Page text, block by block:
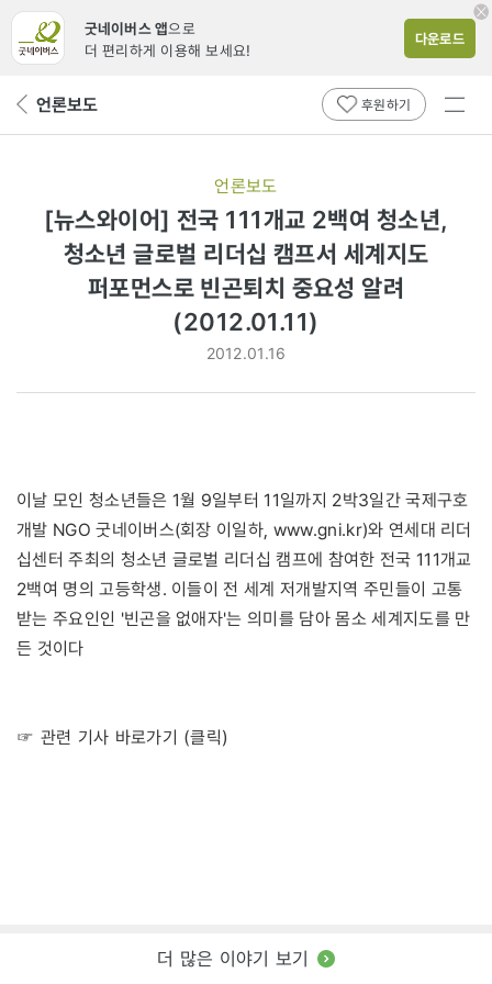
굿네이버스 앱으로
더 편리하게 이용해 보세요!
다운로드
뒤 언론보도 후원하기
전체
언론보도
[뉴스와이어] 전국 111개교 2백여 청소년,
청소년 글로벌 리더십 캠프서 세계지도
퍼포먼스로 빈곤퇴치 중요성 알려
(2012.01.11)
2012.01.16
이날 모인 청소년들은 1월 9일부터 11일까지 2박3일간 국제구호
개발 NGO 굿네이버스(회장 이일하, www.gni.kr)와 연세대 리더
십센터 주최의 청소년 글로벌 리더십 캠프에 참여한 전국 111개교
2백여 명의 고등학생. 이들이 전 세계 저개발지역 주민들이 고통
받는 주요인인 '빈곤을 없애자'는 의미를 담아 몸소 세계지도를 만
든 것이다
☞ 관련 기사 바로가기 (클릭)
더 많은 이야기 보기